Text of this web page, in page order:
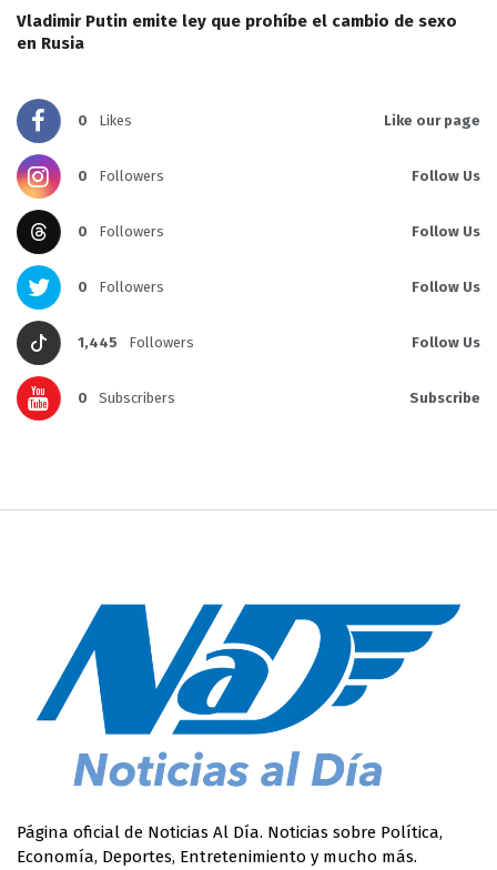
Vladimir Putin emite ley que prohíbe el cambio de sexo
en Rusia
0 Likes Like our page
0 Followers Follow Us
0 Followers Follow Us
0 Followers Follow Us
1,445 Followers Follow Us
0 Subscribers Subscribe
Página oficial de Noticias Al Día. Noticias sobre Política,
Economía, Deportes, Entretenimiento y mucho más.